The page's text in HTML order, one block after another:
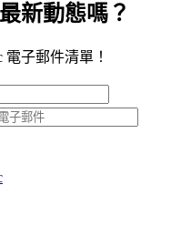
新動態嗎？
電子郵件清單！